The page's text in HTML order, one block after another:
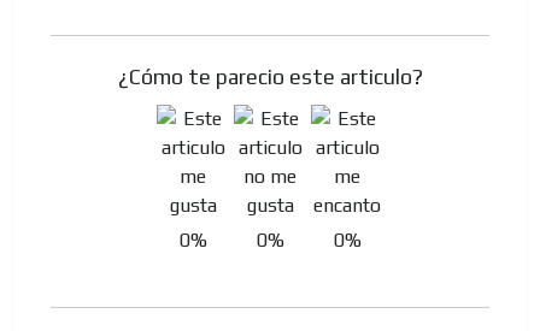
¿Cómo te parecio este articulo?
0% 0% 0%